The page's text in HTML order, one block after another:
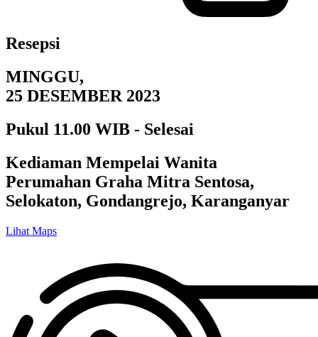
Resepsi
MINGGU,
25 DESEMBER 2023
Pukul 11.00 WIB - Selesai
Kediaman Mempelai Wanita
Perumahan Graha Mitra Sentosa,
Selokaton, Gondangrejo, Karanganyar
Lihat Maps